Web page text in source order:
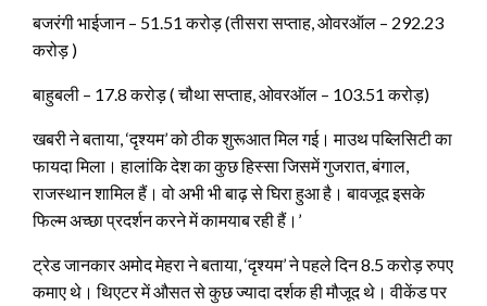
बजरंगी भाईजान – 51.51 करोड़ (तीसरा सप्ताह, ओवरऑल – 292.23
करोड़ )
बाहुबली – 17.8 करोड़ ( चौथा सप्ताह, ओवरऑल – 103.51 करोड़)
खबरी ने बताया, ‘दृश्यम’ को ठीक शुरूआत मिल गई। माउथ पब्लिसिटी का
फायदा मिला। हालांकि देश का कुछ हिस्सा जिसमें गुजरात, बंगाल,
राजस्थान शामिल हैं। वो अभी भी बाढ़ से घिरा हुआ है। बावजूद इसके
फिल्म अच्छा प्रदर्शन करने में कामयाब रही हैं।’
ट्रेड जानकार अमोद मेहरा ने बताया, ‘दृश्यम’ ने पहले दिन 8.5 करोड़ रुपए
कमाए थे। थिएटर में औसत से कुछ ज्यादा दर्शक ही मौजूद थे। वीकेंड पर